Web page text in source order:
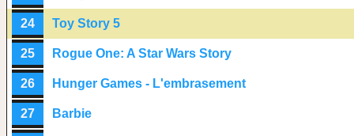
24 Toy Story 5
25 Rogue One: A Star Wars Story
26 Hunger Games - L'embrasement
27 Barbie